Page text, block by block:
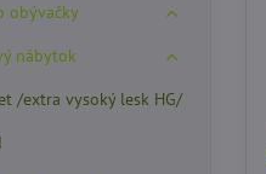
obývačky
nábytok
/extra vysoký lesk HG/